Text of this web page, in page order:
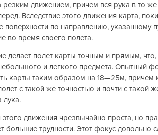
движением, причем вся рука в то
Вследствие этого движения карта,
поверхности по направлению, указанному
во время своего полета.
делает полет карты точным и прямым,
и легкого предмета. Опытный
карты таким образом на 18—25м, причем
с такой же точностью и почти с такой
лука.
движения чрезвычайно проста, но
большие трудности. Этот фокус довольно